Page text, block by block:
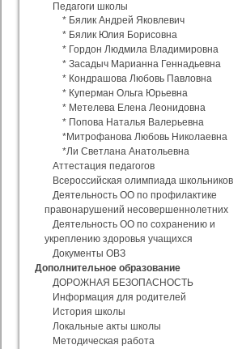
Педагоги школы
* Бялик Андрей Яковлевич
* Бялик Юлия Борисовна
* Гордон Людмила Владимировна
* Засадыч Марианна Геннадьевна
* Кондрашова Любовь Павловна
* Куперман Ольга Юрьевна
* Метелева Елена Леонидовна
* Попова Наталья Валерьевна
*Митрофанова Любовь Николаевна
*Ли Светлана Анатольевна
Аттестация педагогов
Всероссийская олимпиада школьников
Деятельность ОО по профилактике
правонарушений несовершеннолетних
Деятельность ОО по сохранению и
укреплению здоровья учащихся
Документы ОВЗ
Дополнительное образование
ДОРОЖНАЯ БЕЗОПАСНОСТЬ
Информация для родителей
История школы
Локальные акты школы
Методическая работа